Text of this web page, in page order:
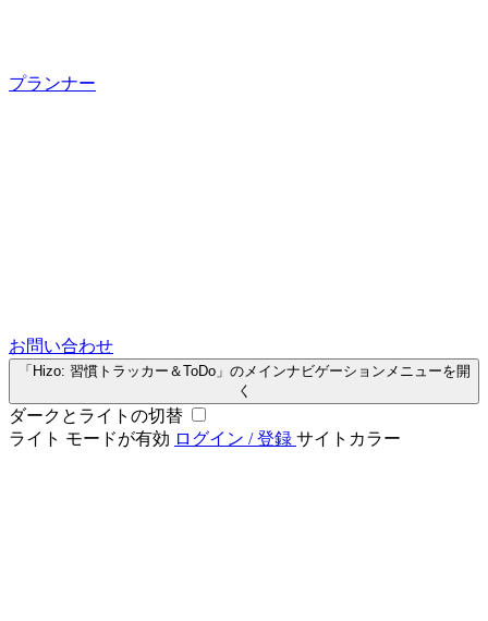
プランナー
お問い合わせ
「Hizo: 習慣トラッカー＆ToDo」のメインナビゲーションメニューを開
く
ダークとライトの切替
ライト モードが有効 ログイン / 登録 サイトカラー